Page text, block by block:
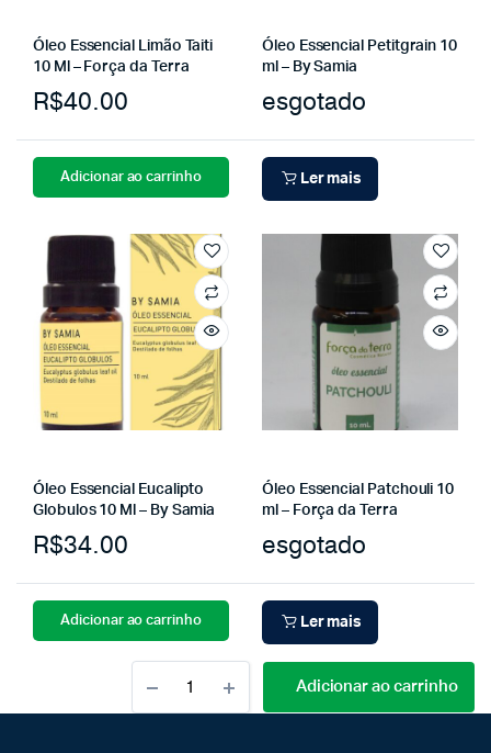
Óleo Essencial Limão Taiti
10 Ml – Força da Terra
R$40.00
Adicionar ao carrinho
Óleo Essencial Petitgrain 10
ml – By Samia
esgotado
Ler mais
Óleo Essencial Eucalipto
Globulos 10 Ml – By Samia
R$34.00
Adicionar ao carrinho
Óleo Essencial Patchouli 10
ml – Força da Terra
esgotado
Ler mais
Adicionar ao carrinho